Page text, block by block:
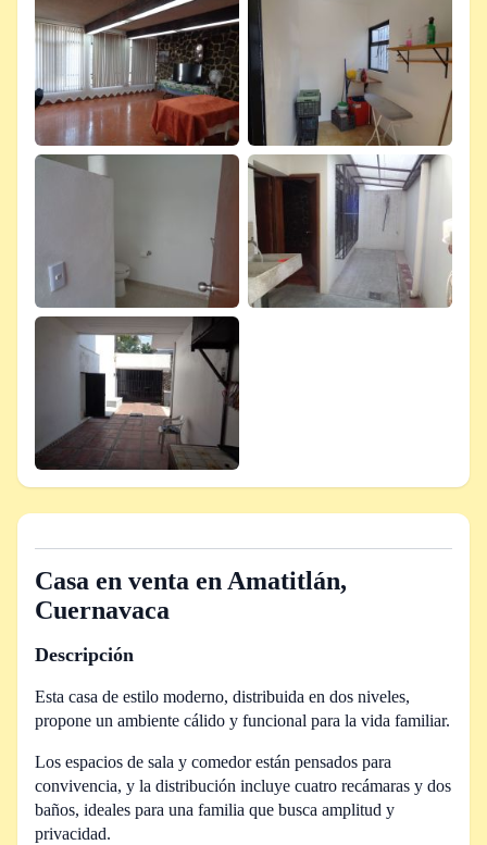
Casa en venta en Amatitlán,
Cuernavaca
Descripción
Esta casa de estilo moderno, distribuida en dos niveles,
propone un ambiente cálido y funcional para la vida familiar.
Los espacios de sala y comedor están pensados para
convivencia, y la distribución incluye cuatro recámaras y dos
baños, ideales para una familia que busca amplitud y
privacidad.